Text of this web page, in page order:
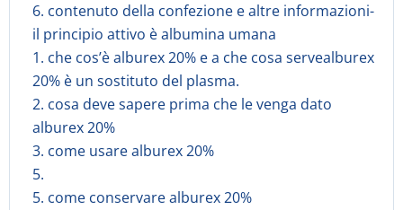
6. contenuto della confezione e altre informazioni-
il principio attivo è albumina umana
1. che cos’è alburex 20% e a che cosa servealburex
20% è un sostituto del plasma.
2. cosa deve sapere prima che le venga dato
alburex 20%
3. come usare alburex 20%
5.
5. come conservare alburex 20%